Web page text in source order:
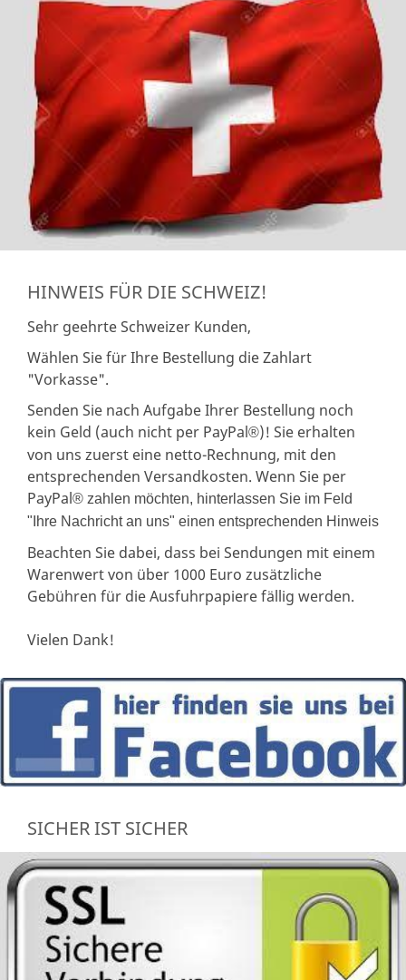
HINWEIS FÜR DIE SCHWEIZ!
Sehr geehrte Schweizer Kunden,
Wählen Sie für Ihre Bestellung die Zahlart
"Vorkasse".
Senden Sie nach Aufgabe Ihrer Bestellung noch
kein Geld (auch nicht per PayPal®)! Sie erhalten
von uns zuerst eine netto-Rechnung, mit den
entsprechenden Versandkosten. Wenn Sie per
PayPal® zahlen möchten, hinterlassen Sie im Feld
"Ihre Nachricht an uns" einen entsprechenden Hinweis
Beachten Sie dabei, dass bei Sendungen mit einem
Warenwert von über 1000 Euro zusätzliche
Gebühren für die Ausfuhrpapiere fällig werden.
Vielen Dank!
SICHER IST SICHER